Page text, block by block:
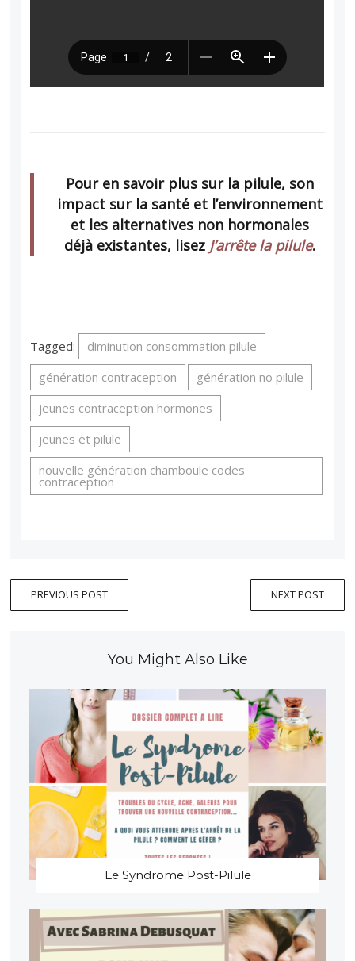
Pour en savoir plus sur la pilule, son
impact sur la santé et l’environnement
et les alternatives non hormonales
déjà existantes, lisez J’arrête la pilule.
Tagged:
diminution consommation pilule
génération contraception
génération no pilule
jeunes contraception hormones
jeunes et pilule
nouvelle génération chamboule codes
contraception
PREVIOUS POST NEXT POST
You Might Also Like
Le Syndrome Post-Pilule